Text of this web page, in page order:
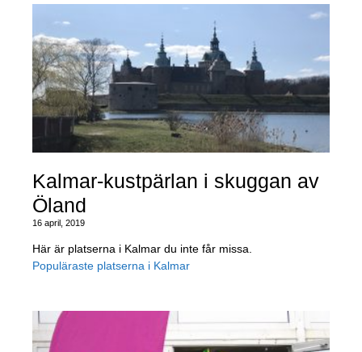
Kalmar-kustpärlan i skuggan av
Öland
16 april, 2019
Här är platserna i Kalmar du inte får missa.
Populäraste platserna i Kalmar